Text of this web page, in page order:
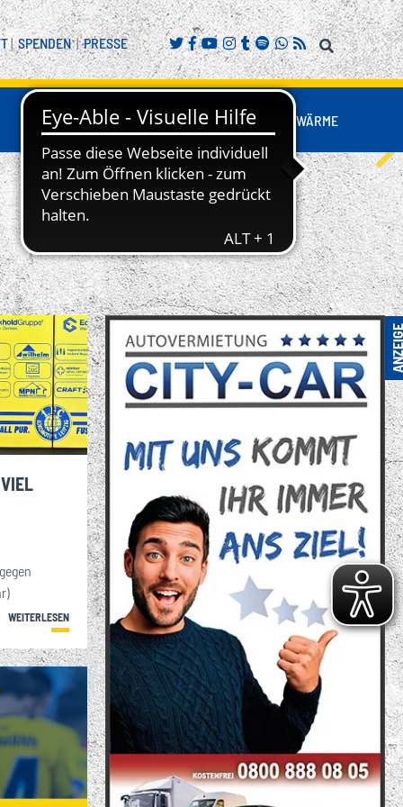
|SPENDEN|PRESSE
VIELFÄLTIGE
FC LOK LEIPZIG
FANS BUSINESS NESTWÄRME
WEITERLESEN